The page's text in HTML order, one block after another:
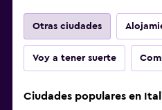
Otras ciudades
Voy a tener suerte
Ciudades populares en